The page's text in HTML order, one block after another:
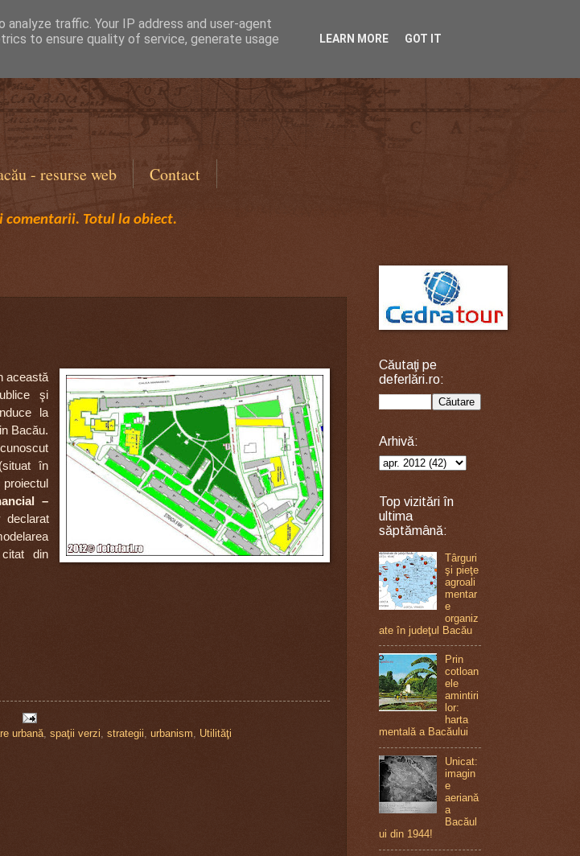
- resurse web Contact
comentarii. Totul la obiect.
această
şi
la
Bacău.
în
–
declarat
din
urbană spaţii verzi strategii urbanism Utilităţi
Căutaţi pe
deferlări.ro:
Arhivă:
Top vizitări în
ultima
săptămână:
Târguri
şi pieţe
agroali
mentar
e
organiz
ate în judeţul Bacău
Prin
cotloan
ele
amintiri
lor:
harta
mentală a Bacăului
Unicat:
imagin
e
aeriană
a
Bacăul
ui din 1944!
traffic. Your IP address and user-agent
to ensure quality of service, generate usage
LEARN MORE GOT IT